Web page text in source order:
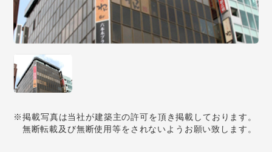
※掲載写真は当社が建築主の許可を頂き掲載しております。
無断転載及び無断使用等をされないようお願い致します。